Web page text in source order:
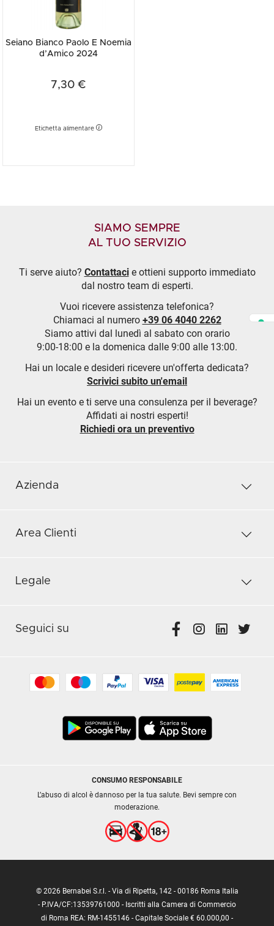
Seiano Bianco Paolo E Noemia
d’Amico 2024
7,30 €
Etichetta alimentare
SIAMO SEMPRE
AL TUO SERVIZIO
Ti serve aiuto? Contattacie ottieni supporto immediato
dal nostro team di esperti.
Vuoi ricevere assistenza telefonica?
Chiamaci al numero +39 06 4040 2262
Siamo attivi dal lunedì al sabato con orario
9:00-18:00 e la domenica dalle 9:00 alle 13:00.
Hai un locale e desideri ricevere un'offerta dedicata?
Scrivici subito un'email
Hai un evento e ti serve una consulenza per il beverage?
Affidati ai nostri esperti!
Richiedi ora un preventivo
Azienda
Area Clienti
Legale
Seguici su
CONSUMO RESPONSABILE
L’abuso di alcol è dannoso per la tua salute. Bevi sempre con
moderazione.
© 2026 Bernabei S.r.l. - Via di Ripetta, 142 - 00186 Roma Italia
- P.IVA/CF:13539761000 - Iscritti alla Camera di Commercio
di Roma REA: RM-1455146 - Capitale Sociale € 60.000,00 -